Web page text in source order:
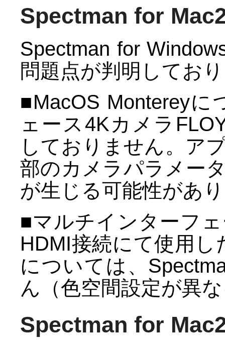
Spectman for
Spectman for
問題点が判明してお
■MacOS Monterey
ェース4Kカメラ
しておりません。ア
部のカメラパラメー
が生じる可能性があ
■マルチインターフ
HDMI接続にて使用
については、
ん（色空間設定が異
Spectman for